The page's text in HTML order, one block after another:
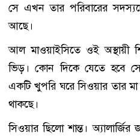
সে এখন তার পরিবারের
আছে।
আল মাওয়াইসিতে ওই অস্থায়ী
ভিড়। কোন দিকে যেতে হবে
একটি খুপরি ঘরে সিওয়ার তার
থাকছে।
সিওয়ার ছিলো শান্ত।